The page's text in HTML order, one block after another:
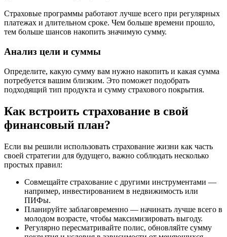
Страховые программы работают лучше всего при регулярных
платежах и длительном сроке. Чем больше времени прошло,
тем больше шансов накопить значимую сумму.
Анализ цели и суммы
Определите, какую сумму вам нужно накопить и какая сумма
потребуется вашим близким. Это поможет подобрать
подходящий тип продукта и сумму страхового покрытия.
Как встроить страхование в свой
финансовый план?
Если вы решили использовать страхование жизни как часть
своей стратегии для будущего, важно соблюдать несколько
простых правил:
Совмещайте страхование с другими инструментами —
например, инвестированием в недвижимость или
ПИФы.
Планируйте заблаговременно — начинать лучше всего в
молодом возрасте, чтобы максимизировать выгоду.
Регулярно пересматривайте полис, обновляйте сумму